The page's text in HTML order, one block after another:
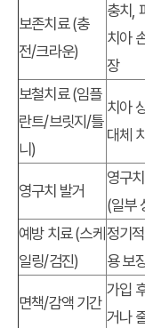
보존치료 (충
전/크라운)
충치,
치아
장
보철치료 (임플
란트/브릿지/틀
니)
치아
대체
영구치 발거
영구
(일부
예방 치료 (스케
일링/검진)
정기
용 보
면책/감액 기간
가입
거나